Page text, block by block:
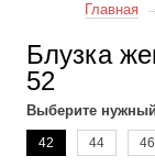
Главная
Блузка
52
Выберите
42 44 46